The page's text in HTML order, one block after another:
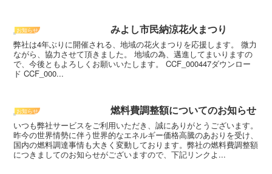
お知らせ みよし市民納涼花火まつり
弊社は4年ぶりに開催される、地域の花火まつりを応援します。 微力
ながら、協力させて頂きました。 地域の為、邁進してまいりますの
で、今後ともよろしくお願いいたします。 CCF_000447ダウンロー
ド CCF_000...
お知らせ 燃料費調整額についてのお知らせ
いつも弊社サービスをご利用いただき、誠にありがとうございます。
昨今の世界情勢に伴う世界的なエネルギー価格高騰のあおりを受け、
国内の燃料調達事情も大きく変動しております。弊社の燃料費調整額
につきましてのお知らせがございますので、下記リンクよ...